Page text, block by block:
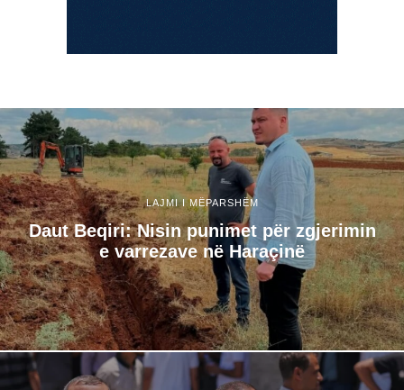
LAJMI I MËPARSHËM
Daut Beqiri: Nisin punimet për zgjerimin
e varrezave në Haraçinë